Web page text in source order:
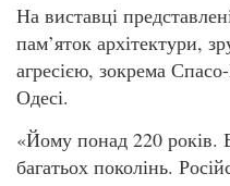
На виставці
пам’яток архітектури,
агресією, зокрема
Одесі.
«Йому понад 220 років.
багатьох поколінь.